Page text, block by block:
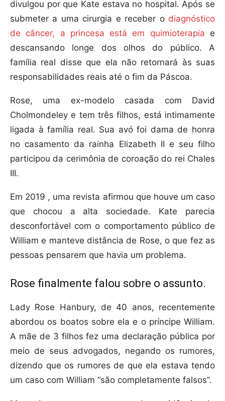
divulgou por que Kate estava no hospital. Após se
submeter a uma cirurgia e receber o diagnóstico
de câncer, a princesa está em quimioterapia e
descansando longe dos olhos do público. A
família real disse que ela não retornará às suas
responsabilidades reais até o fim da Páscoa.
Rose, uma ex-modelo casada com David
Cholmondeley e tem três filhos, está intimamente
ligada à família real. Sua avó foi dama de honra
no casamento da rainha Elizabeth II e seu filho
participou da cerimônia de coroação do rei Chales
III.
Em 2019 , uma revista afirmou que houve um caso
que chocou a alta sociedade. Kate parecia
desconfortável com o comportamento público de
William e manteve distância de Rose, o que fez as
pessoas pensarem que havia um problema.
Rose finalmente falou sobre o assunto.
Lady Rose Hanbury, de 40 anos, recentemente
abordou os boatos sobre ela e o príncipe William.
A mãe de 3 filhos fez uma declaração pública por
meio de seus advogados, negando os rumores,
dizendo que os rumores de que ela estava tendo
um caso com William “são completamente falsos”.